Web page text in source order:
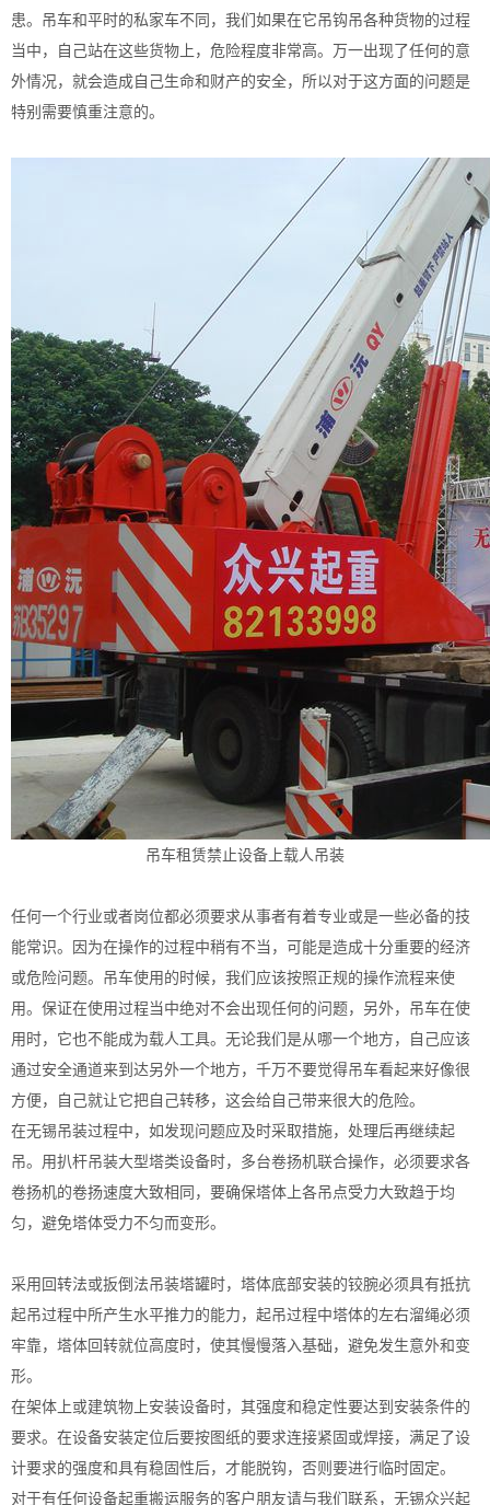
患。吊车和平时的私家车不同，我们如果在它吊钩吊各种货物的过程
当中，自己站在这些货物上，危险程度非常高。万一出现了任何的意
外情况，就会造成自己生命和财产的安全，所以对于这方面的问题是
特别需要慎重注意的。
吊车租赁禁止设备上载人吊装
任何一个行业或者岗位都必须要求从事者有着专业或是一些必备的技
能常识。因为在操作的过程中稍有不当，可能是造成十分重要的经济
或危险问题。吊车使用的时候，我们应该按照正规的操作流程来使
用。保证在使用过程当中绝对不会出现任何的问题，另外，吊车在使
用时，它也不能成为载人工具。无论我们是从哪一个地方，自己应该
通过安全通道来到达另外一个地方，千万不要觉得吊车看起来好像很
方便，自己就让它把自己转移，这会给自己带来很大的危险。
在无锡吊装过程中，如发现问题应及时采取措施，处理后再继续起
吊。用扒杆吊装大型塔类设备时，多台卷扬机联合操作，必须要求各
卷扬机的卷扬速度大致相同，要确保塔体上各吊点受力大致趋于均
匀，避免塔体受力不匀而变形。
采用回转法或扳倒法吊装塔罐时，塔体底部安装的铰腕必须具有抵抗
起吊过程中所产生水平推力的能力，起吊过程中塔体的左右溜绳必须
牢靠，塔体回转就位高度时，使其慢慢落入基础，避免发生意外和变
形。
在架体上或建筑物上安装设备时，其强度和稳定性要达到安装条件的
要求。在设备安装定位后要按图纸的要求连接紧固或焊接，满足了设
计要求的强度和具有稳固性后，才能脱钩，否则要进行临时固定。
对于有任何设备起重搬运服务的客户朋友请与我们联系，无锡众兴起